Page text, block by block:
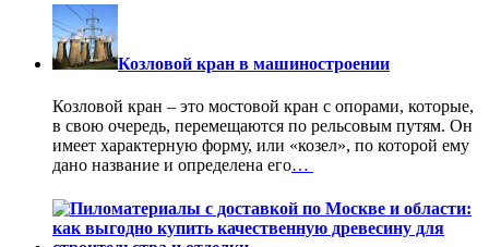
Козловой кран в машиностроении
Козловой кран – это мостовой кран с опорами, которые,
в свою очередь, перемещаются по рельсовым путям. Он
имеет характерную форму, или «козел», по которой ему
дано название и определена его…